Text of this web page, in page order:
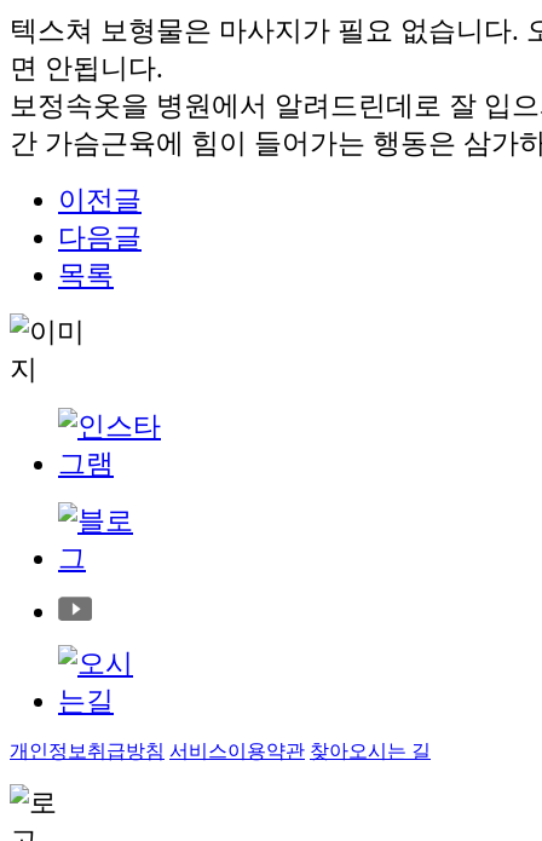
텍스쳐 보형물은 마사지가 필요 없습니다.
면 안됩니다.
보정속옷을 병원에서 알려드린데로 잘 입
간 가슴근육에 힘이 들어가는 행동은 삼가
이전글
다음글
목록
개인정보취급방침 서비스이용약관 찾아오시는 길